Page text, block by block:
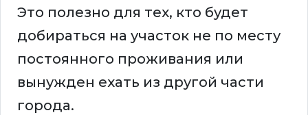
Это полезно для тех, кто будет
добираться на участок не по месту
постоянного проживания или
вынужден ехать из другой части
города.